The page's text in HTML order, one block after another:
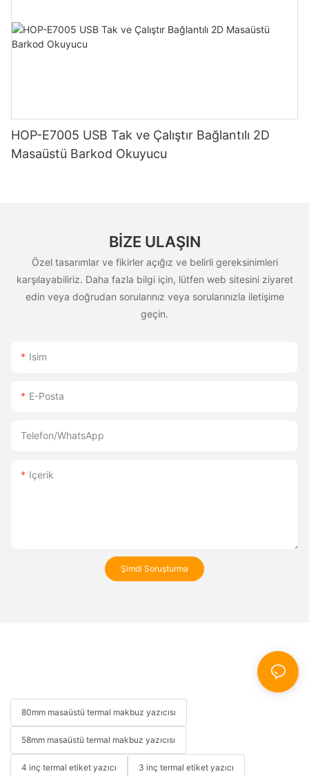
HOP-E7005 USB Tak ve Çalıştır Bağlantılı 2D
Masaüstü Barkod Okuyucu
BIZE ULAŞIN
Özel tasarımlar ve fikirler açığız ve belirli gereksinimleri
karşılayabiliriz. Daha fazla bilgi için, lütfen web sitesini ziyaret
edin veya doğrudan sorularınız veya sorularınızla iletişime
geçin.
Isim
E-Posta
Telefon/WhatsApp
Içerik
Şimdi Soruşturma
80mm masaüstü termal makbuz yazıcısı
58mm masaüstü termal makbuz yazıcısı
4 inç termal etiket yazıcı 3 inç termal etiket yazıcı